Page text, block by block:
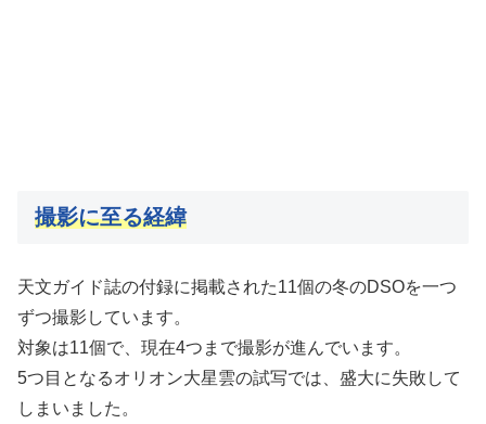
撮影に至る経緯
天文ガイド誌の付録に掲載された11個の冬のDSOを一つ
ずつ撮影しています。
対象は11個で、現在4つまで撮影が進んでいます。
5つ目となるオリオン大星雲の試写では、盛大に失敗して
しまいました。